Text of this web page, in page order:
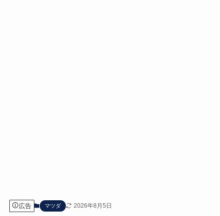
広告 マツダ 2026年8月5日